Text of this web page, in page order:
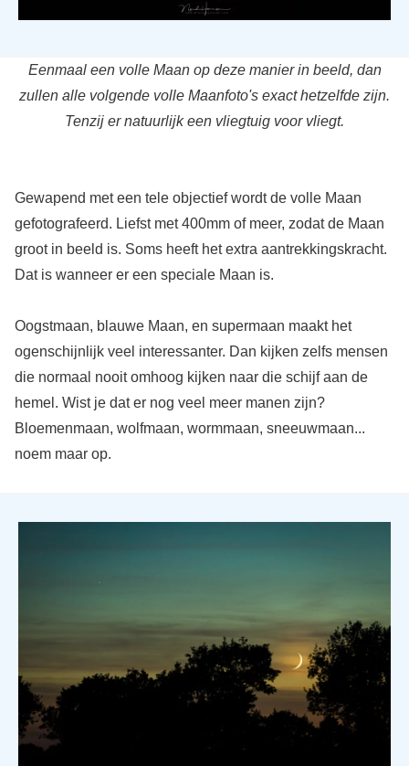
Eenmaal een volle Maan op deze manier in beeld, dan
zullen alle volgende volle Maanfoto's exact hetzelfde zijn.
Tenzij er natuurlijk een vliegtuig voor vliegt.
Gewapend met een tele objectief wordt de volle Maan
gefotografeerd. Liefst met 400mm of meer, zodat de Maan
groot in beeld is. Soms heeft het extra aantrekkingskracht.
Dat is wanneer er een speciale Maan is.
Oogstmaan, blauwe Maan, en supermaan maakt het
ogenschijnlijk veel interessanter. Dan kijken zelfs mensen
die normaal nooit omhoog kijken naar die schijf aan de
hemel. Wist je dat er nog veel meer manen zijn?
Bloemenmaan, wolfmaan, wormmaan, sneeuwmaan...
noem maar op.